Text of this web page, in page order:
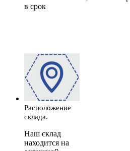
в срок
Расположение
склада.
Наш склад
находится на